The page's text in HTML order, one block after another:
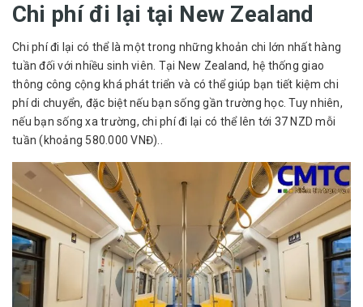
Chi phí đi lại tại New Zealand
Chi phí đi lại có thể là một trong những khoản chi lớn nhất hàng
tuần đối với nhiều sinh viên. Tại New Zealand, hệ thống giao
thông công cộng khá phát triển và có thể giúp bạn tiết kiệm chi
phí di chuyển, đặc biệt nếu bạn sống gần trường học. Tuy nhiên,
nếu bạn sống xa trường, chi phí đi lại có thể lên tới 37 NZD mỗi
tuần (khoảng 580.000 VNĐ)..